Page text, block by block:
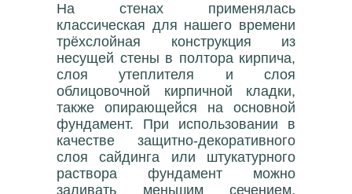
На стенах применялась
классическая для нашего времени
трёхслойная конструкция из
несущей стены в полтора кирпича,
слоя утеплителя и слоя
облицовочной кирпичной кладки,
также опирающейся на основной
фундамент. При использовании в
качестве защитно-декоративного
слоя сайдинга или штукатурного
раствора фундамент можно
заливать меньшим сечением,